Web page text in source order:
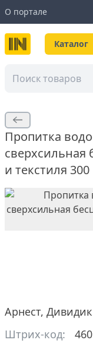
О портале
Каталог
Пропитка
сверхсильная
и текстиля
Арнест, Дивидик
Штрих-код: